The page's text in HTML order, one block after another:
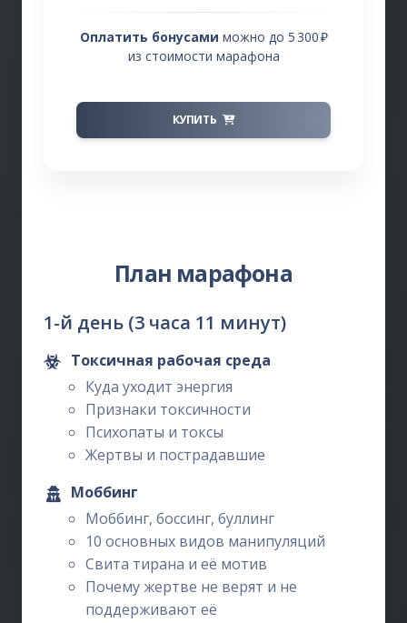
Оплатить бонусами можно до 5 300 ₽
из стоимости марафона
КУПИТЬ
План марафона
1-й день (3 часа 11 минут)
Токсичная рабочая среда
Куда уходит энергия
Признаки токсичности
Психопаты и токсы
Жертвы и пострадавшие
Моббинг
Моббинг, боссинг, буллинг
10 основных видов манипуляций
Свита тирана и её мотив
Почему жертве не верят и не
поддерживают её